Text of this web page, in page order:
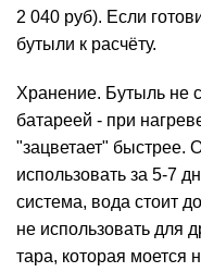
2 040 руб). Если
бутыли к расчёту.
Хранение. Бутыль не
батареей - при
"зацветает" быстрее.
использовать за 5-7
система, вода стоит
не использовать для
тара, которая моется